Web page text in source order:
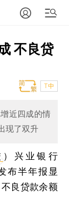
不良贷
T中
近四成的情
现了双升
） 兴业银行
布半年报显
良贷款余额